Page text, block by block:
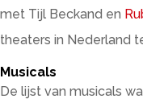
met Tijl Beckand en
theaters in Nederland
Musicals
De lijst van musicals